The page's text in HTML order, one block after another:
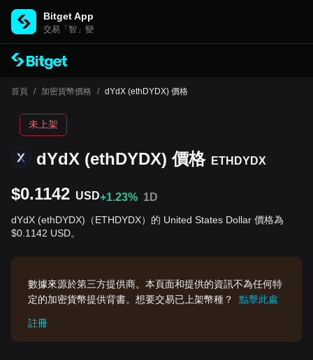
Bitget App
交易「智」變
首頁 / 加密貨幣價格 / dYdX (ethDYDX) 價格
dYdX (ethDYDX) 價格 ETHDYDX
未上架
$0.1142 USD+1.23% 1D
dYdX (ethDYDX)（ETHDYDX）的 United States Dollar 價格為
$0.1142 USD。
數據來源於第三方提供商。本頁面和提供的資訊不為任何特
定的加密貨幣提供背書。想要交易已上架幣種？
點擊此處
註冊